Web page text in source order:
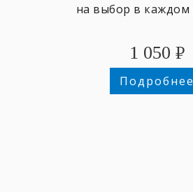
на выбор в каждом
1 050 ₽
Подробнее